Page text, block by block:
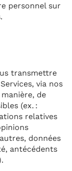
personnel sur
transmettre
via nos
de
(ex. :
relatives
données
antécédents